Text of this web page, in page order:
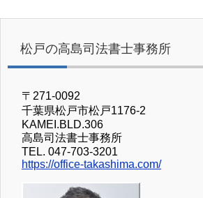
松戸の高島司法書士事務所
〒271-0092
千葉県松戸市松戸1176-2
KAMEI.BLD.306
高島司法書士事務所
TEL. 047-703-3201
https://office-takashima.com/